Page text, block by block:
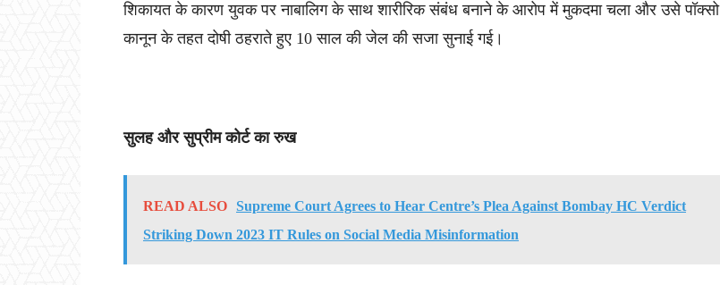
शिकायत के कारण युवक पर नाबालिग के साथ शारीरिक संबंध बनाने के आरोप में मुकदमा चला और उसे पॉक्सो
कानून के तहत दोषी ठहराते हुए 10 साल की जेल की सजा सुनाई गई।
सुलह और सुप्रीम कोर्ट का रुख
READ ALSO Supreme Court Agrees to Hear Centre’s Plea Against Bombay HC Verdict
Striking Down 2023 IT Rules on Social Media Misinformation